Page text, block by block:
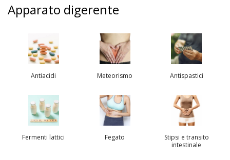
Apparato digerente
Antiacidi Meteorismo Antispastici
Fermenti lattici Fegato
Stipsi e transito
intestinale